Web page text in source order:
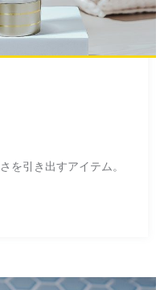
を引き出すアイテム。